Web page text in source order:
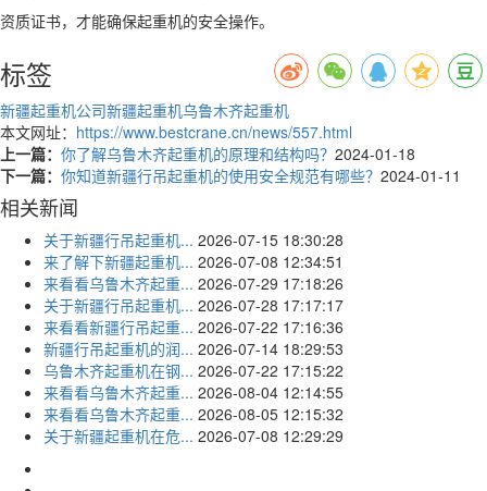
资质证书，才能确保起重机的安全操作。
标签
新疆起重机公司新疆起重机乌鲁木齐起重机
本文网址： https://www.bestcrane.cn/news/557.html
上一篇： 你了解乌鲁木齐起重机的原理和结构吗？ 2024-01-18
下一篇： 你知道新疆行吊起重机的使用安全规范有哪些？ 2024-01-11
相关新闻
关于新疆行吊起重机... 2026-07-15 18:30:28
来了解下新疆起重机... 2026-07-08 12:34:51
来看看乌鲁木齐起重... 2026-07-29 17:18:26
关于新疆行吊起重机... 2026-07-28 17:17:17
来看看新疆行吊起重... 2026-07-22 17:16:36
新疆行吊起重机的润... 2026-07-14 18:29:53
乌鲁木齐起重机在钢... 2026-07-22 17:15:22
来看看乌鲁木齐起重... 2026-08-04 12:14:55
来看看乌鲁木齐起重... 2026-08-05 12:15:32
关于新疆起重机在危... 2026-07-08 12:29:29